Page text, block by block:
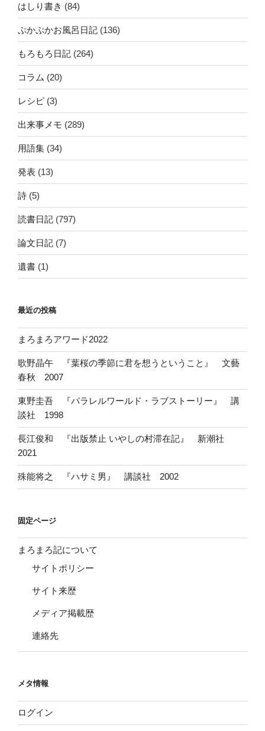
はしり書き (84)
ぷかぷかお風呂日記 (136)
もろもろ日記 (264)
コラム (20)
レシピ (3)
出来事メモ (289)
用語集 (34)
発表 (13)
詩 (5)
読書日記 (797)
論文日記 (7)
遺書 (1)
最近の投稿
まろまろアワード2022
歌野晶午 『葉桜の季節に君を想うということ』 文藝
春秋 2007
東野圭吾 『パラレルワールド・ラブストーリー』 講
談社 1998
長江俊和 『出版禁止 いやしの村滞在記』 新潮社
2021
殊能将之 『ハサミ男』 講談社 2002
固定ページ
まろまろ記について
サイトポリシー
サイト来歴
メディア掲載歴
連絡先
メタ情報
ログイン